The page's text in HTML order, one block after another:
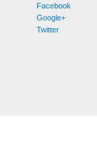
Facebook
Google+
Twitter